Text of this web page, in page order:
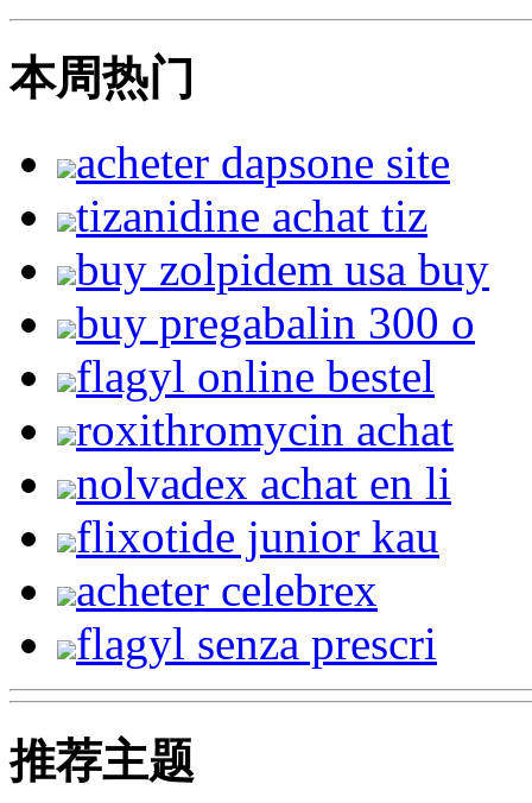
本周热门
acheter dapsone site
tizanidine achat tiz
buy zolpidem usa buy
buy pregabalin 300 o
flagyl online bestel
roxithromycin achat
nolvadex achat en li
flixotide junior kau
acheter celebrex
flagyl senza prescri
推荐主题